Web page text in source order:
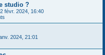
studio ?
févr. 2024, 16:40
2024, 21:01